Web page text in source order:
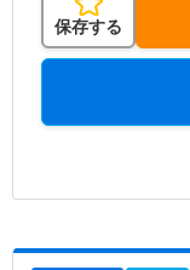
保存する